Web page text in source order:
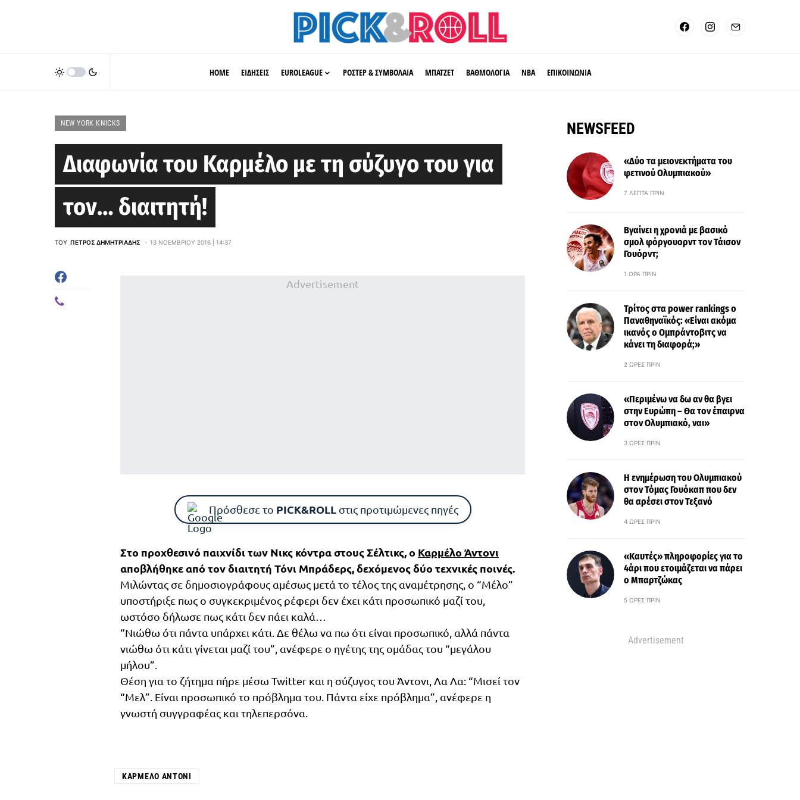
HOME ΕΙΔΗΣΕΙΣ EUROLEAGUE ΡΟΣΤΕΡ & ΣΥΜΒΟΛΑΙΑ ΜΠΑΤΖΕΤ ΒΑΘΜΟΛΟΓΙΑ ΝΒΑ ΕΠΙΚΟΙΝΩΝΙΑ
NEW YORK KNICKS
Διαφωνία του Καρμέλο με τη σύζυγο του για
τον… διαιτητή!
ΤΟΥ ΠΈΤΡΟΣ ΔΗΜΗΤΡΙΆΔΗΣ 13 ΝΟΕΜΒΡΊΟΥ 2016 | 14:37
Advertisement
Πρόσθεσε το PICK&ROLL στις προτιμώμενες πηγές
Στο προχθεσινό παιχνίδι των Νικς κόντρα στους Σέλτικς, ο Καρμέλο Άντονι
αποβλήθηκε από τον διαιτητή Τόνι Μπράδερς, δεχόμενος δύο τεχνικές ποινές.
Μιλώντας σε δημοσιογράφους αμέσως μετά το τέλος της αναμέτρησης, ο “Μέλο”
υποστήριξε πως ο συγκεκριμένος ρέφερι δεν έχει κάτι προσωπικό μαζί του,
ωστόσο δήλωσε πως κάτι δεν πάει καλά…
“Νιώθω ότι πάντα υπάρχει κάτι. Δε θέλω να πω ότι είναι προσωπικό, αλλά πάντα
νιώθω ότι κάτι γίνεται μαζί του”, ανέφερε ο ηγέτης της ομάδας του “μεγάλου
μήλου”.
Θέση για το ζήτημα πήρε μέσω Twitter και η σύζυγος του Άντονι, Λα Λα: “Μισεί τον
“Μελ”. Είναι προσωπικό το πρόβλημα του. Πάντα είχε πρόβλημα”, ανέφερε η
γνωστή συγγραφέας και τηλεπερσόνα.
ΚΑΡΜΈΛΟ ΆΝΤΟΝΙ
NEWSFEED
«Δύο τα μειονεκτήματα του
φετινού Ολυμπιακού»
7 ΛΕΠΤΆ ΠΡΙΝ
Βγαίνει η χρονιά με βασικό
σμολ φόργουορντ τον Τάισον
Γουόρντ;
1 ΏΡΑ ΠΡΙΝ
Τρίτος στα power rankings ο
Παναθηναϊκός: «Είναι ακόμα
ικανός ο Ομπράντοβιτς να
κάνει τη διαφορά;»
2 ΏΡΕΣ ΠΡΙΝ
«Περιμένω να δω αν θα βγει
στην Ευρώπη – Θα τον έπαιρνα
στον Ολυμπιακό, ναι»
3 ΏΡΕΣ ΠΡΙΝ
Η ενημέρωση του Ολυμπιακού
στον Τόμας Γουόκαπ που δεν
θα αρέσει στον Τεξανό
4 ΏΡΕΣ ΠΡΙΝ
«Καυτές» πληροφορίες για το
4άρι που ετοιμάζεται να πάρει
ο Μπαρτζώκας
5 ΏΡΕΣ ΠΡΙΝ
Advertisement